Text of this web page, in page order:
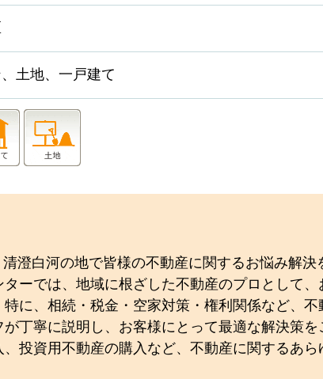
土地、一戸建て
澄白河の地で皆様の不動産に関するお悩み解決
ーでは、地域に根ざした不動産のプロとして
に、相続・税金・空家対策・権利関係など、
丁寧に説明し、お客様にとって最適な解決策を
投資用不動産の購入など、不動産に関するあら